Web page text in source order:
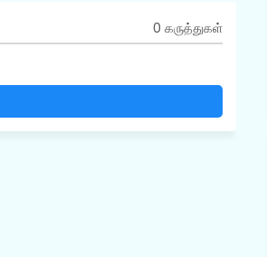
0 கருத்துகள்